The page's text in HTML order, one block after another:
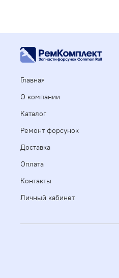
Главная
О компании
Каталог
Ремонт форсунок
Доставка
Оплата
Контакты
Личный кабинет